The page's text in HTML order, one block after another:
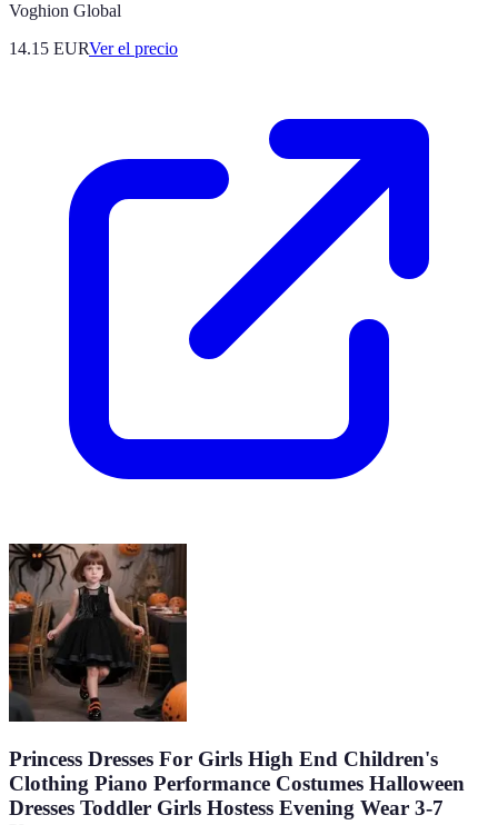
Voghion Global
14.15 EURVer el precio
Princess Dresses For Girls High End Children's
Clothing Piano Performance Costumes Halloween
Dresses Toddler Girls Hostess Evening Wear 3-7